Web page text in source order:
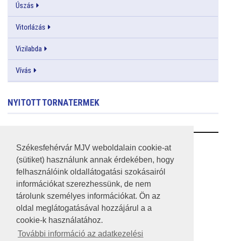
Székesfehérvár MJV weboldalain cookie-at
(sütiket) használunk annak érdekében, hogy
felhasználóink oldallátogatási szokásairól
információkat szerezhessünk, de nem
tárolunk személyes információkat. Ön az
oldal meglátogatásával hozzájárul a a
cookie-k használatához.
További információ az adatkezelési
Úszás
Vitorlázás
Vizilabda
Vívás
NYITOTT TORNATERMEK
RSS
A HONLAP 2017.03.31-I ÁLLAPOTA
JOGI NYILATKOZAT
IMPRESSZUM